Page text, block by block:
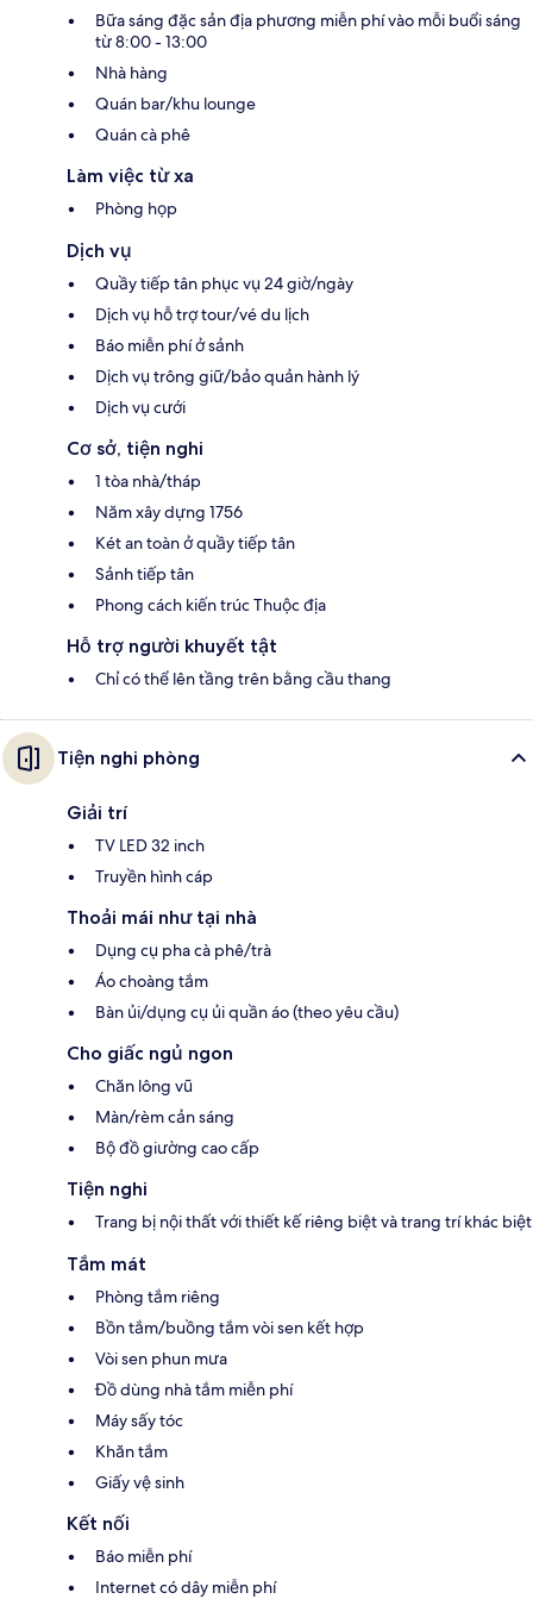
Bữa sáng đặc sản địa phương miễn phí vào mỗi buổi sáng
từ 8:00 - 13:00
Nhà hàng
Quán bar/khu lounge
Quán cà phê
Làm việc từ xa
Phòng họp
Dịch vụ
Quầy tiếp tân phục vụ 24 giờ/ngày
Dịch vụ hỗ trợ tour/vé du lịch
Báo miễn phí ở sảnh
Dịch vụ trông giữ/bảo quản hành lý
Dịch vụ cưới
Cơ sở, tiện nghi
1 tòa nhà/tháp
Năm xây dựng 1756
Két an toàn ở quầy tiếp tân
Sảnh tiếp tân
Phong cách kiến trúc Thuộc địa
Hỗ trợ người khuyết tật
Chỉ có thể lên tầng trên bằng cầu thang
Tiện nghi phòng
Giải trí
TV LED 32 inch
Truyền hình cáp
Thoải mái như tại nhà
Dụng cụ pha cà phê/trà
Áo choàng tắm
Bàn ủi/dụng cụ ủi quần áo (theo yêu cầu)
Cho giấc ngủ ngon
Chăn lông vũ
Màn/rèm cản sáng
Bộ đồ giường cao cấp
Tiện nghi
Trang bị nội thất với thiết kế riêng biệt và trang trí khác biệt
Tắm mát
Phòng tắm riêng
Bồn tắm/buồng tắm vòi sen kết hợp
Vòi sen phun mưa
Đồ dùng nhà tắm miễn phí
Máy sấy tóc
Khăn tắm
Giấy vệ sinh
Kết nối
Báo miễn phí
Internet có dây miễn phí